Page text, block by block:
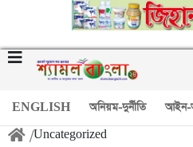
ENGLISH অনিয়ম-দুর্নীতি আইন-
/Uncategorized